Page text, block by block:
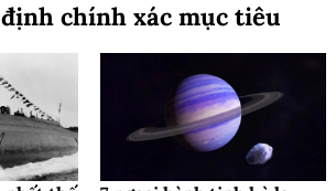
định chính xác mục tiêu